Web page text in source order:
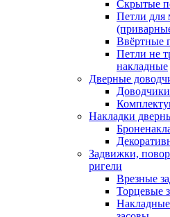
Скрытые
Петли для
Ввёртные
Петли не
накладные
Дверные
Доводчики
Накладки
Задвижки,
ригели
Врезные
Торцевые